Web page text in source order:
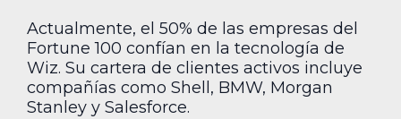
Actualmente, el 50% de las empresas del
Fortune 100 confían en la tecnología de
Wiz. Su cartera de clientes activos incluye
compañías como Shell, BMW, Morgan
Stanley y Salesforce.